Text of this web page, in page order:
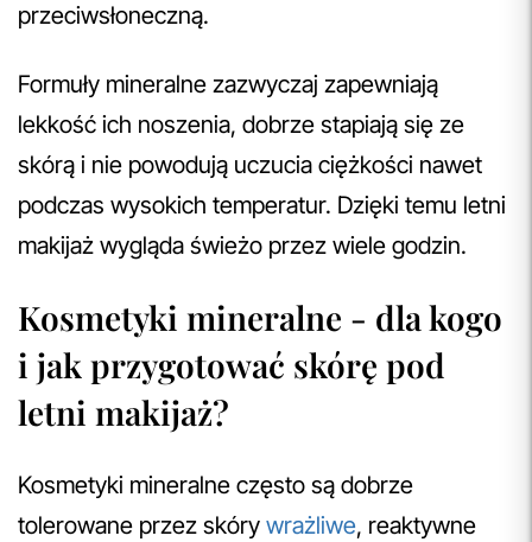
przeciwsłoneczną.
Formuły mineralne zazwyczaj zapewniają
lekkość ich noszenia, dobrze stapiają się ze
skórą i nie powodują uczucia ciężkości nawet
podczas wysokich temperatur. Dzięki temu letni
makijaż wygląda świeżo przez wiele godzin.
Kosmetyki mineralne - dla kogo
i jak przygotować skórę pod
letni makijaż?
Kosmetyki mineralne często są dobrze
tolerowane przez skóry wrażliwe, reaktywne